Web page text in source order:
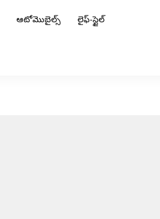
ఆటోమొబైల్స్ లైఫ్-స్టైల్